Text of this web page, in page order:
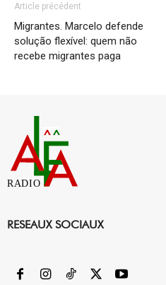
Article précédent
Migrantes. Marcelo defende
solução flexível: quem não
recebe migrantes paga
RADIO
RESEAUX SOCIAUX